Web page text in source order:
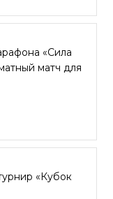
«Сила
матч для
«Кубок